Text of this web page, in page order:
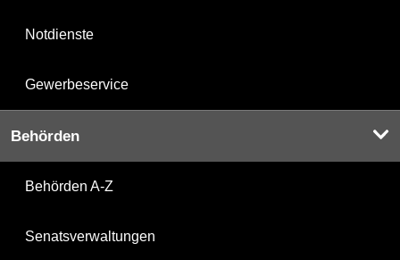
Notdienste
Gewerbeservice
Behörden
Behörden A-Z
Senatsverwaltungen